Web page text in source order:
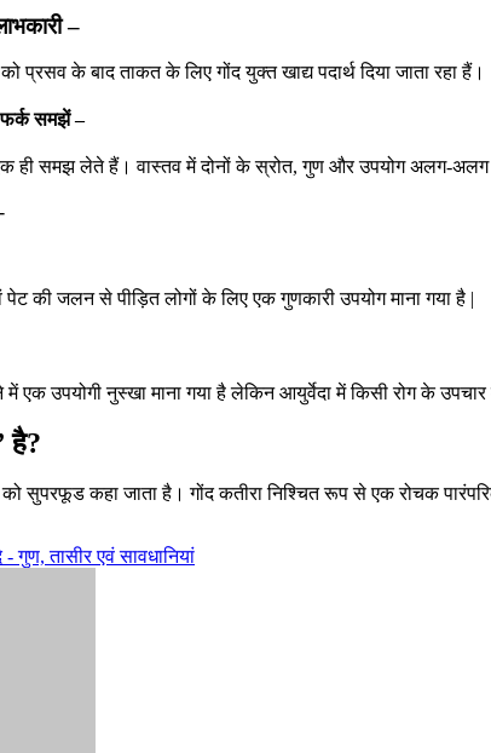
–
प्रसव के बाद ताकत के लिए गोंद युक्त खाद्य पदार्थ दिया जाता रहा हैं।
फर्क समझें –
ही समझ लेते हैं। वास्तव में दोनों के स्रोत, गुण और उपयोग अलग-
की जलन से पीड़ित लोगों के लिए एक गुणकारी उपयोग माना गया है |
में एक उपयोगी नुस्खा माना गया है लेकिन आयुर्वेदा में किसी रोग के
है?
को सुपरफूड कहा जाता है। गोंद कतीरा निश्चित रूप से एक रोचक
तासीर एवं सावधानियां